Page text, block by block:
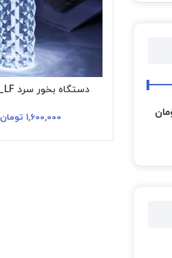
دستگاه بخور سرد MDHL_LF
1,600,000 تومان